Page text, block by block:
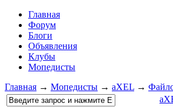
Главная
Форум
Блоги
Объявления
Клубы
Мопедисты
Главная → Мопедисты → aXEL →